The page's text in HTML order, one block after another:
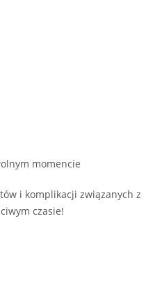
momencie
i komplikacji związanych z
czasie!